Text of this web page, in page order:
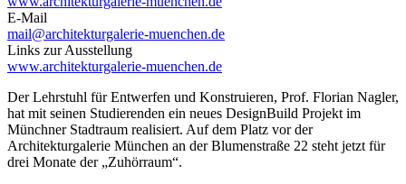
E-Mail
mail@architekturgalerie-muenchen.de
Links zur Ausstellung
www.architekturgalerie-muenchen.de
Der Lehrstuhl für Entwerfen und Konstruieren, Prof. Florian Nagler,
hat mit seinen Studierenden ein neues DesignBuild Projekt im
Münchner Stadtraum realisiert. Auf dem Platz vor der
Architekturgalerie München an der Blumenstraße 22 steht jetzt für
drei Monate der „Zuhörraum“.